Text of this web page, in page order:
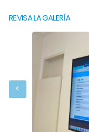
REVISA LA GALERÍA